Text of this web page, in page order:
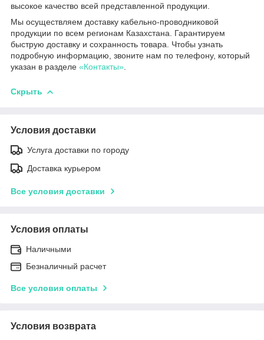
высокое качество всей представленной продукции.
Мы осуществляем доставку кабельно-проводниковой
продукции по всем регионам Казахстана. Гарантируем
быструю доставку и сохранность товара. Чтобы узнать
подробную информацию, звоните нам по телефону, который
указан в разделе «Контакты»
Скрыть
Условия доставки
Услуга доставки по городу
Доставка курьером
Все условия доставки
Условия оплаты
Наличными
Безналичный расчет
Все условия оплаты
Условия возврата